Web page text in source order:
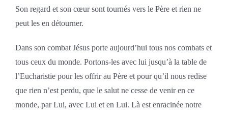
Son regard et son cœur sont tournés vers le Père et rien ne
peut les en détourner.
Dans son combat Jésus porte aujourd’hui tous nos combats et
tous ceux du monde. Portons-les avec lui jusqu’à la table de
l’Eucharistie pour les offrir au Père et pour qu’il nous redise
que rien n’est perdu, que le salut ne cesse de venir en ce
monde, par Lui, avec Lui et en Lui. Là est enracinée notre